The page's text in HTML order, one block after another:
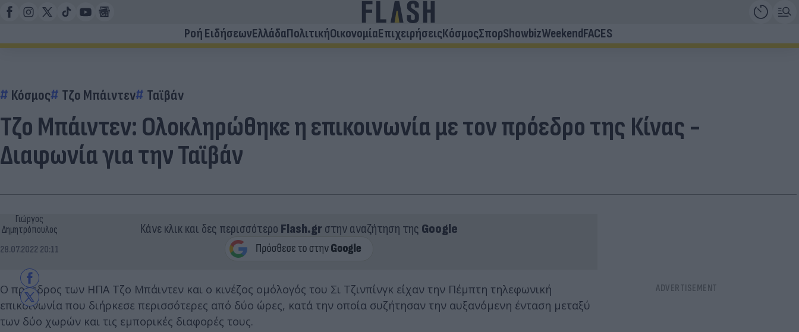
Ροή ΕιδήσεωνΕλλάδαΠολιτικήΟικονομίαΕπιχειρήσειςΚόσμοςΣπορShowbizWeekendFACES
Κόσμος Τζο Μπάιντεν Ταϊβάν
Τζο Μπάιντεν: Ολοκληρώθηκε η επικοινωνία με τον πρόεδρο της Κίνας -
Διαφωνία για την Ταϊβάν
Γιώργος
Δημητρόπουλος
28.07.2022 20:11
Κάνε κλικ και δες περισσότερο Flash.grστην αναζήτηση της Google
Ο πρόεδρος των ΗΠΑ Τζο Μπάιντεν και ο κινέζος ομόλογός του Σι Τζινπίνγκ είχαν την Πέμπτη τηλεφωνική
επικοινωνία που διήρκεσε περισσότερες από δύο ώρες, κατά την οποία συζήτησαν την αυξανόμενη ένταση μεταξύ
των δύο χωρών και τις εμπορικές διαφορές τους.